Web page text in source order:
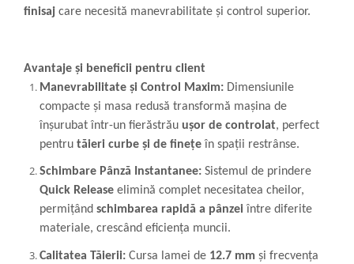
finisaj care necesită manevrabilitate și control superior.
Avantaje și beneficii pentru client
Manevrabilitate și Control Maxim: Dimensiunile
compacte și masa redusă transformă mașina de
înșurubat într-un fierăstrău ușor de controlat, perfect
pentru tăieri curbe și de finețe în spații restrânse.
Schimbare Pânză Instantanee: Sistemul de prindere
Quick Release elimină complet necesitatea cheilor,
permițând schimbarea rapidă a pânzei între diferite
materiale, crescând eficiența muncii.
Calitatea Tăierii: Cursa lamei de 12.7 mm și frecvența